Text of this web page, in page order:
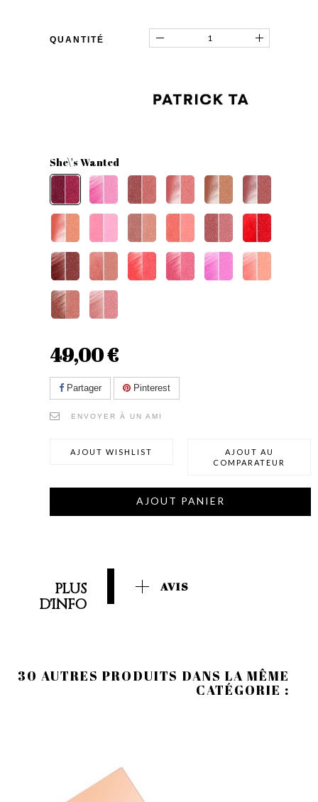
QUANTITÉ
She\'s Wanted
49,00 €
Partager Pinterest
ENVOYER À UN AMI
AJOUT WISHLIST
AJOUT AU
COMPARATEUR
AJOUT PANIER
PLUS
D'INFO
AVIS
30 AUTRES PRODUITS DANS LA MÊME
CATÉGORIE :